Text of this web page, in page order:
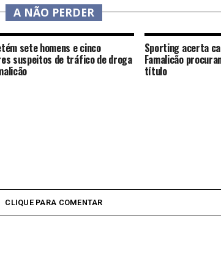
A NÃO PERDER
sete homens e cinco
suspeitos de tráfico de droga
Sporting acerta
Famalicão
título
CLIQUE PARA COMENTAR